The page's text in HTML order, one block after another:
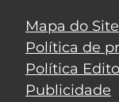
Mapa do Site
Política de
Política
Publicidade